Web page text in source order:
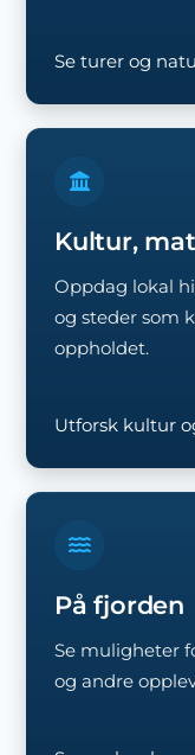
Se turer og
Kultur,
Oppdag lokal
og steder som
oppholdet.
Utforsk kultur
På fjorden
Se muligheter
og andre